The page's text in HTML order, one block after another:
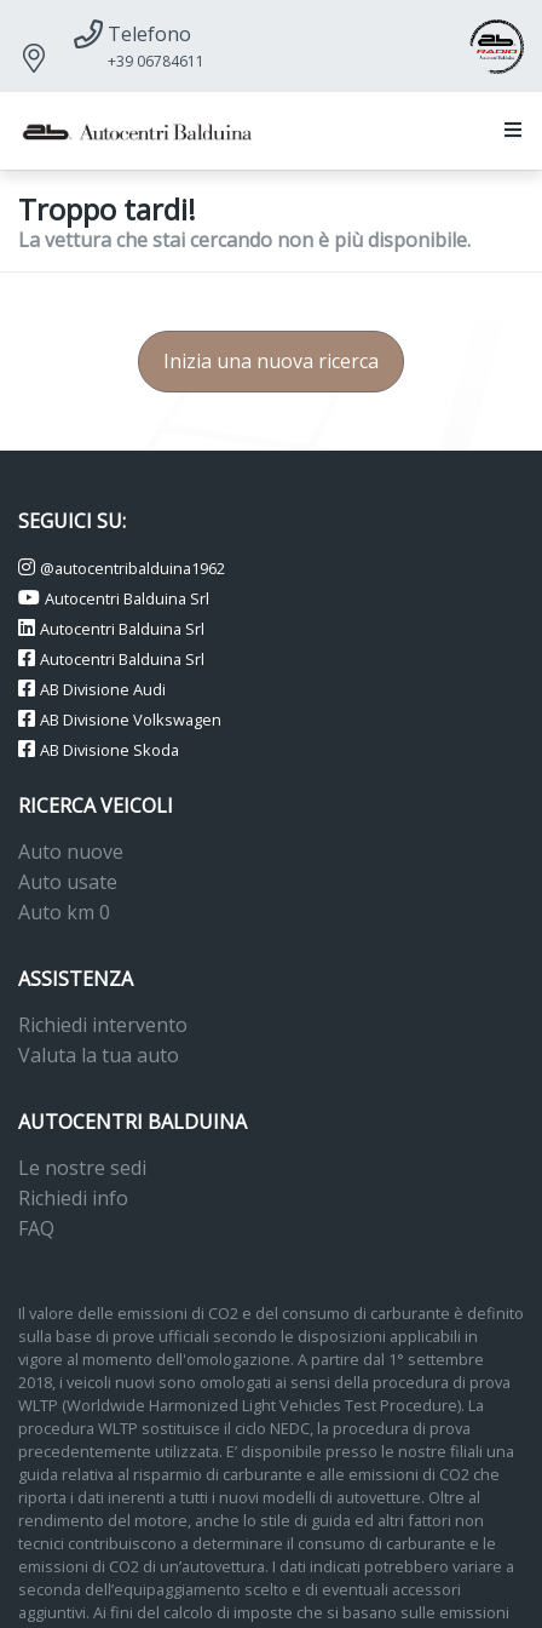
Telefono
+39 06784611
Troppo tardi!
La vettura che stai cercando non è più disponibile.
Inizia una nuova ricerca
SEGUICI SU:
@autocentribalduina1962
Autocentri Balduina Srl
Autocentri Balduina Srl
Autocentri Balduina Srl
AB Divisione Audi
AB Divisione Volkswagen
AB Divisione Skoda
RICERCA VEICOLI
Auto nuove
Auto usate
Auto km 0
ASSISTENZA
Richiedi intervento
Valuta la tua auto
AUTOCENTRI BALDUINA
Le nostre sedi
Richiedi info
FAQ
Il valore delle emissioni di CO2 e del consumo di carburante è definito
sulla base di prove ufficiali secondo le disposizioni applicabili in
vigore al momento dell'omologazione. A partire dal 1° settembre
2018, i veicoli nuovi sono omologati ai sensi della procedura di prova
WLTP (Worldwide Harmonized Light Vehicles Test Procedure). La
procedura WLTP sostituisce il ciclo NEDC, la procedura di prova
precedentemente utilizzata. E’ disponibile presso le nostre filiali una
guida relativa al risparmio di carburante e alle emissioni di CO2 che
riporta i dati inerenti a tutti i nuovi modelli di autovetture. Oltre al
rendimento del motore, anche lo stile di guida ed altri fattori non
tecnici contribuiscono a determinare il consumo di carburante e le
emissioni di CO2 di un’autovettura. I dati indicati potrebbero variare a
seconda dell’equipaggiamento scelto e di eventuali accessori
aggiuntivi. Ai fini del calcolo di imposte che si basano sulle emissioni